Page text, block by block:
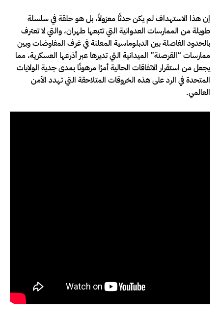
إن هذا الاستهداف لم يكن حدثًا معزولاً، بل هو حلقة في سلسلة
طويلة من الممارسات العدوانية التي تتبعها طهران، والتي لا تعترف
بالحدود الفاصلة بين الدبلوماسية المعلنة في غرف المفاوضات وبين
ممارسات “القرصنة” الميدانية التي تديرها عبر أذرعها العسكرية، مما
يجعل من استقرار الاتفاقات الحالية أمرًا مرهونًا بمدى جدية الولايات
المتحدة في الرد على هذه الخروقات المتلاحقة التي تهدد الأمن
العالمي.